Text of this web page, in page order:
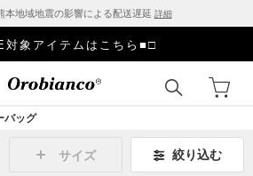
本地域地震の影響による配送遅延 詳細
象アイテムはこちら■□
バッグ
サイズ 絞り込む